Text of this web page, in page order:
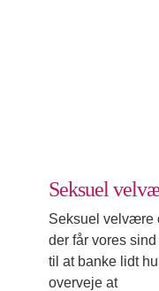
Seksuel
Seksuel velvære
der får vores
til at banke lidt
overveje at